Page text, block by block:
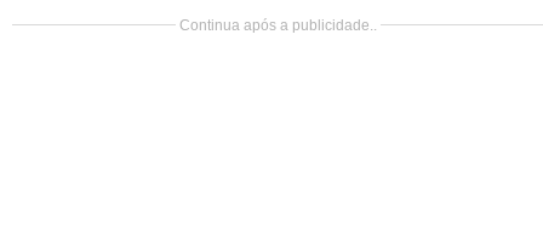
Continua após a publicidade..